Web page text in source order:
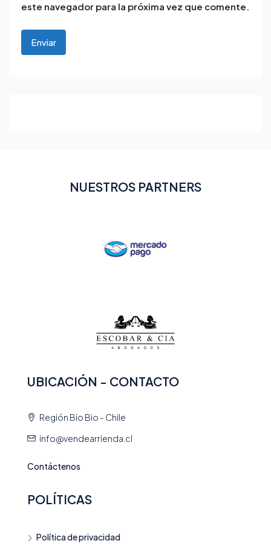
este navegador para la próxima vez que comente.
NUESTROS PARTNERS
UBICACIÓN - CONTACTO
Región Bio Bio - Chile
info@vendearrienda.cl
Contáctenos
POLÍTICAS
Política de privacidad